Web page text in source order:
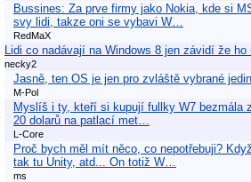
Bussines: Za prve firmy jako Nokia, kde si
svy lidi, takze oni se vybavi W…
RedMaX
Lidi co nadávají na Windows 8 jen závidí že ho
necky2
Jasně, ten OS je jen pro zvláště vybrané
M-Pol
Myslíš i ty, kteří si kupují fullky W7 bezmála
20 dolarů na patlací met…
L-Core
Proč bych měl mít něco, co nepotřebuji?
tak tu Unity, atd... On totiž W…
ms